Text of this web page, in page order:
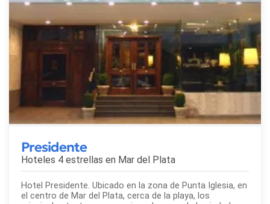
Presidente
Hoteles 4 estrellas en Mar del Plata
Hotel Presidente. Ubicado en la zona de Punta Iglesia, en
el centro de Mar del Plata, cerca de la playa, los